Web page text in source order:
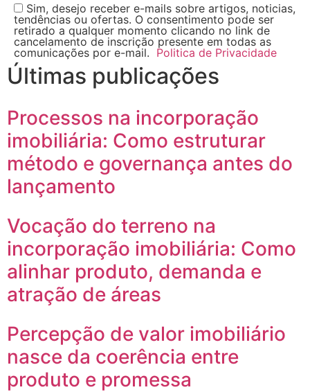
Sim, desejo receber e-mails sobre artigos, noticias,
tendências ou ofertas. O consentimento pode ser
retirado a qualquer momento clicando no link de
cancelamento de inscrição presente em todas as
comunicações por e-mail. Politica de Privacidade
Últimas publicações
Processos na incorporação
imobiliária: Como estruturar
método e governança antes do
lançamento
Vocação do terreno na
incorporação imobiliária: Como
alinhar produto, demanda e
atração de áreas
Percepção de valor imobiliário
nasce da coerência entre
produto e promessa